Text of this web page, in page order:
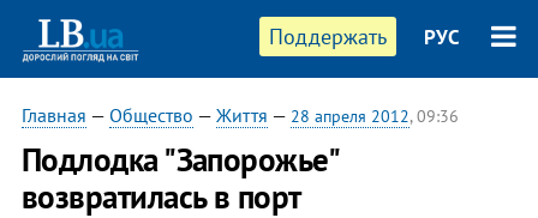
Поддержать РУС
Главная — Общество — Життя — 28 апреля 2012, 09:36
Подлодка "Запорожье"
возвратилась в порт